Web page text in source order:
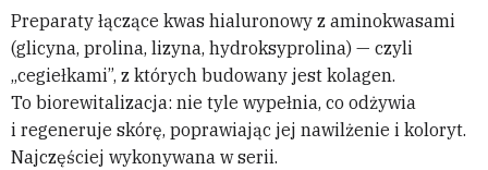
Preparaty łączące kwas hialuronowy z aminokwasami
(glicyna, prolina, lizyna, hydroksyprolina) — czyli
„cegiełkami”, z których budowany jest kolagen.
To biorewitalizacja: nie tyle wypełnia, co odżywia
i regeneruje skórę, poprawiając jej nawilżenie i koloryt.
Najczęściej wykonywana w serii.